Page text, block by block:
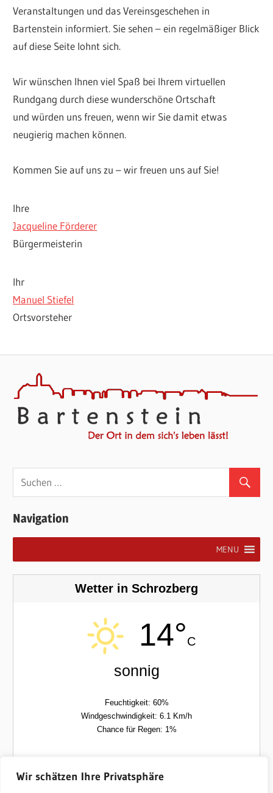
Wir schätzen Ihre Privatsphäre
Veranstaltungen und das Vereinsgeschehen in
Bartenstein informiert. Sie sehen – ein regelmäßiger Blick
auf diese Seite lohnt sich.
Wir wünschen Ihnen viel Spaß bei Ihrem virtuellen
Rundgang durch diese wunderschöne Ortschaft
und würden uns freuen, wenn wir Sie damit etwas
neugierig machen können.
Kommen Sie auf uns zu – wir freuen uns auf Sie!
https://www.sternenhof.eu/index.php/impressum
Ihre
Jacqueline Förderer
Bürgermeisterin
Ihr
Manuel Stiefel
Ortsvorsteher
Navigation
MENU
Wetter in Schrozberg
14°C
sonnig
Feuchtigkeit: 60%
Windgeschwindigkeit: 6.1 Km/h
Chance für Regen: 1%